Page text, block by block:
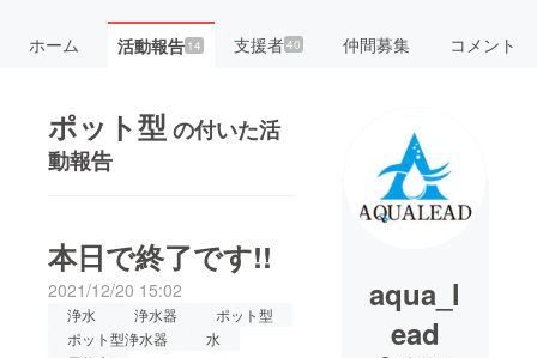
ホーム 活動報告14 支援者40 仲間募集 コメント
ポット型 の付いた活
動報告
本日で終了です!!
2021/12/20 15:02
浄水 浄水器
ポット型
ポット型浄水器
水
aqua_l
ead